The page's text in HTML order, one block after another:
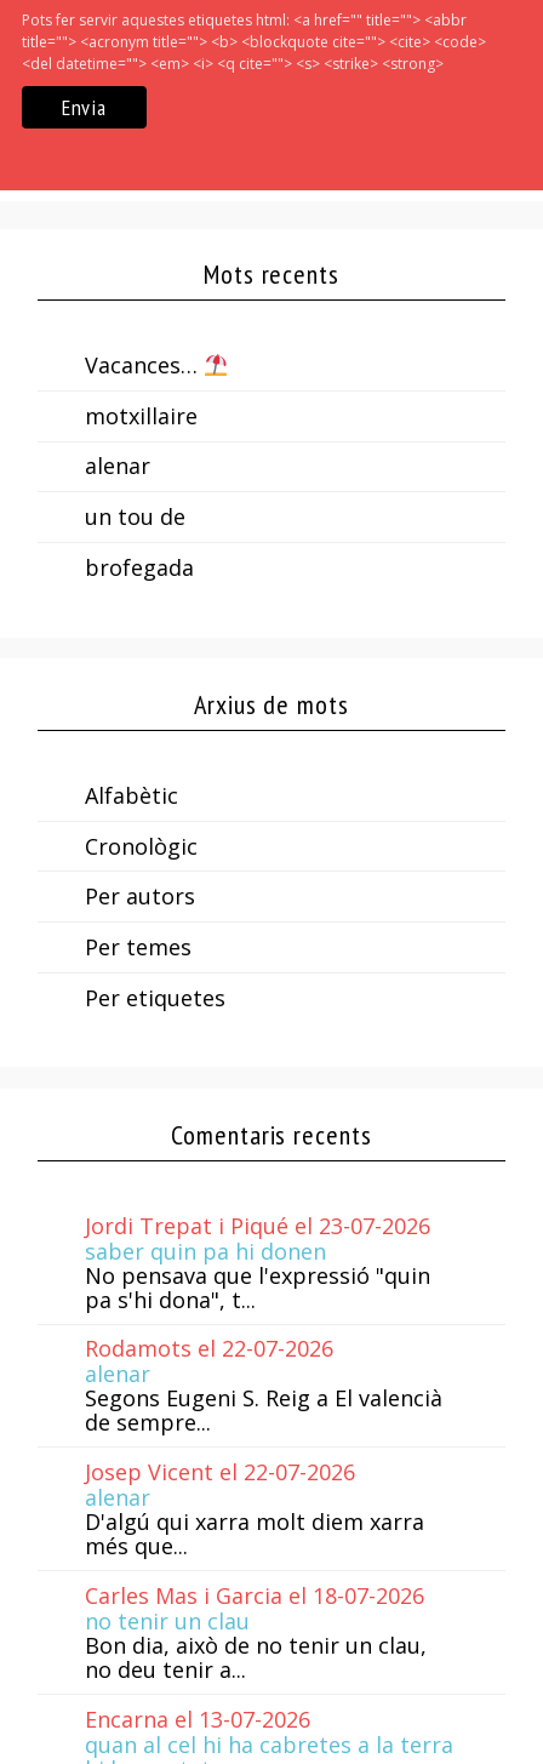
Pots fer servir aquestes etiquetes html: <a href="" title=""> <abbr
title=""> <acronym title=""> <b> <blockquote cite=""> <cite> <code>
<del datetime=""> <em> <i> <q cite=""> <s> <strike> <strong>
Mots recents
Vacances…
motxillaire
alenar
un tou de
brofegada
Arxius de mots
Alfabètic
Cronològic
Per autors
Per temes
Per etiquetes
Comentaris recents
Jordi Trepat i Piqué el 23-07-2026
saber quin pa hi donen
No pensava que l'expressió "quin
pa s'hi dona", t...
Rodamots el 22-07-2026
alenar
Segons Eugeni S. Reig a El valencià
de sempre...
Josep Vicent el 22-07-2026
alenar
D'algú qui xarra molt diem xarra
més que...
Carles Mas i Garcia el 18-07-2026
no tenir un clau
Bon dia, això de no tenir un clau,
no deu tenir a...
Encarna el 13-07-2026
quan al cel hi ha cabretes a la terra